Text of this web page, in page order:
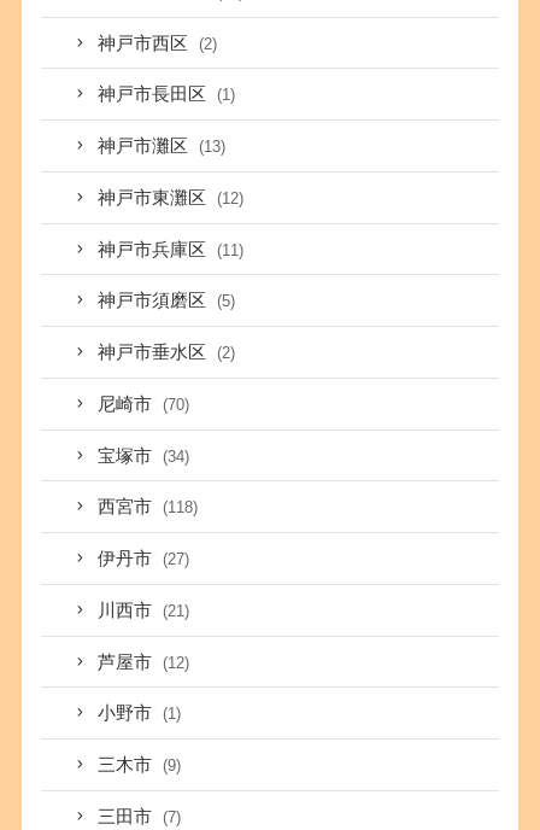
神戸市西区 (2)
神戸市長田区 (1)
神戸市灘区 (13)
神戸市東灘区 (12)
神戸市兵庫区 (11)
神戸市須磨区 (5)
神戸市垂水区 (2)
尼崎市 (70)
宝塚市 (34)
西宮市 (118)
伊丹市 (27)
川西市 (21)
芦屋市 (12)
小野市 (1)
三木市 (9)
三田市 (7)